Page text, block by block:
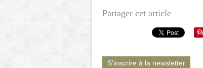
Partager cet article
S'inscrire à la newsletter